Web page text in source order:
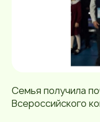
Семья получила
Всероссийского